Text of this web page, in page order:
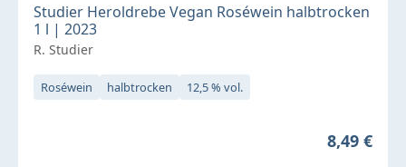
Studier Heroldrebe Vegan Roséwein halbtrocken
1 l | 2023
R. Studier
Roséwein halbtrocken 12,5 % vol.
Regulärer
8,49 €